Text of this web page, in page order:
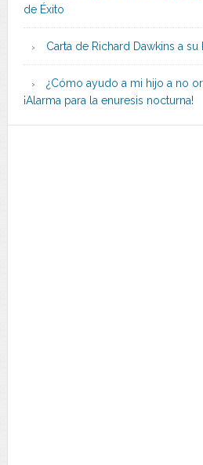
de Éxito
Carta de Richard Dawkins a
¿Cómo ayudo a mi hijo a no
¡Alarma para la enuresis nocturna!